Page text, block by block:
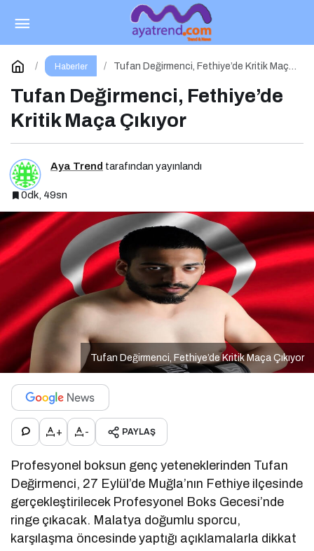
Haberler
Tufan Değirmenci, Fethiye’de Kritik Maça
Tufan Değirmenci, Fethiye’de
Kritik Maça Çıkıyor
Aya Trend tarafından yayınlandı
0dk, 49sn
Tufan Değirmenci, Fethiye’de Kritik Maça Çıkıyor
+ - PAYLAŞ
Profesyonel boksun genç yeteneklerinden Tufan
Değirmenci, 27 Eylül’de Muğla’nın Fethiye ilçesinde
gerçekleştirilecek Profesyonel Boks Gecesi’nde
ringe çıkacak. Malatya doğumlu sporcu,
karşılaşma öncesinde yaptığı açıklamalarla dikkat
Medya Satın Alma Nedir? Niye Önemlidir?
Medya Satın Alma Nasıl Yapılır?
Yorum Yap